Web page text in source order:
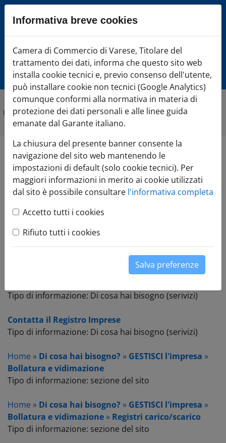
Sezione salto blocchi
Vai alla sezione dedicata alle informazioni correlate
Vai al footerCamera di
Home»Argomenti
Argomenti del sito
Contenuti perVidimazione: 9 |
visualizzati : 1-9
vedi tutto
Tipo di informazione: Di cosa hai bisogno (serivizi)
Tipo di informazione: Di cosa hai bisogno (serivizi)
Contatta il Registro Imprese
Tipo di informazione: Di cosa hai bisogno (serivizi)
Home » Di cosa hai bisogno? » GESTISCI l'impresa »
Bollatura e vidimazione
Tipo di informazione: sezione del sito
Home » Di cosa hai bisogno? » GESTISCI l'impresa »
Bollatura e vidimazione » Registri carico/scarico
Tipo di informazione: sezione del sito
Informativa breve cookies
Camera di Commercio di Varese, Titolare del
trattamento dei dati, informa che questo sito web
installa cookie tecnici e, previo consenso dell'utente,
può installare cookie non tecnici (Google Analytics)
comunque conformi alla normativa in materia di
protezione dei dati personali e alle linee guida
emanate dal Garante italiano.
La chiusura del presente banner consente la
navigazione del sito web mantenendo le
impostazioni di default (solo cookie tecnici). Per
maggiori informazioni in merito ai cookie utilizzati
dal sito è possibile consultare l'informativa completa
Accetto tutti i cookies
Rifiuto tutti i cookies
Salva preferenze